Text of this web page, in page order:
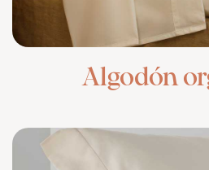
Algodón